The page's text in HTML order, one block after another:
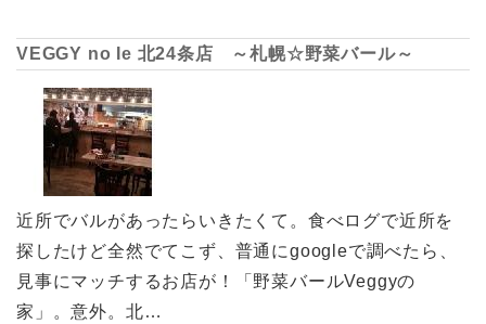
VEGGY no Ie 北24条店 ～札幌☆野菜バール～
近所でバルがあったらいきたくて。食べログで近所を
探したけど全然でてこず、普通にgoogleで調べたら、
見事にマッチするお店が！「野菜バールVeggyの
家」。意外。北…